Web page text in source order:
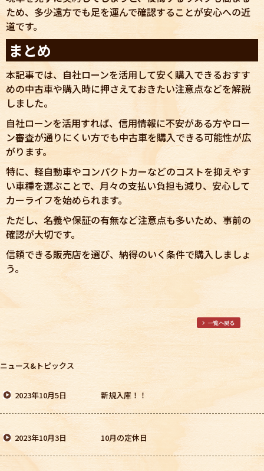
ため、多少遠方でも足を運んで確認することが安心への近
道です。
まとめ
本記事では、自社ローンを活用して安く購入できるおすす
めの中古車や購入時に押さえておきたい注意点などを解説
しました。
自社ローンを活用すれば、信用情報に不安がある方やロー
ン審査が通りにくい方でも中古車を購入できる可能性が広
がります。
特に、軽自動車やコンパクトカーなどのコストを抑えやす
い車種を選ぶことで、月々の支払い負担も減り、安心して
カーライフを始められます。
ただし、名義や保証の有無など注意点も多いため、事前の
確認が大切です。
信頼できる販売店を選び、納得のいく条件で購入しましょ
う。
ニュース&トピックス
2023年10月5日 新規入庫！！
2023年10月3日 10月の定休日